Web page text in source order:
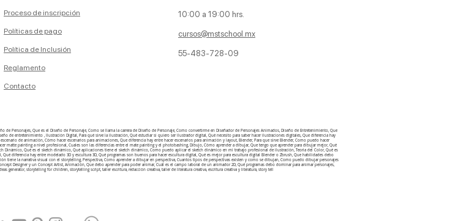
Proceso de inscripción
Políticas de pago
Política de Inclusión
Reglamento
Contacto
10:00 a 19:00 hrs.
cursos@mstschool.mx
55-483-728-09
Personajes, Que es el Diseño de Personaje, Como se llama la carrera de Diseño de Personaje, Como convertirme en Diseñador de Personajes Animados, Diseño de Entretenimiento, Que
de entretenimiento , Ilustración Digital, Para qué sirve la ilustración, Qué estudiar si quiero ser ilustrador digital, Qué necesito para saber hacer ilustraciones digitales, Que diferencia hay
de animación, Cómo hacer escenarios para animaciones, Que diferencia hay entre hacer escenarios para animación y layout, Blender, Para que sirve Blender, Como puedo hacer
matte painting a nivel profesional, Cuales son las diferencias entre el mate painting y el photobashing, Dibujo, Cómo aprender a dibujar, Que tengo que aprender para dibujar mejor, Qué
Qué es el sketch dinámico, Qué aplicaciones tiene el sketch dinámico, Como puedo aplicar el sketch dinámico en mi trabajo profesional de ilustración, Teoria del Color, Qué es
diferencia hay entre modelado 3D y escultura 3D, Qué programas son buenos para hacer escultura digital, Qué es mejor para escultura digital Blender o Zbrush, Que habilidades debo
tiene la narrativa visual con el storytelling, Perspectiva, Como aprender a dibujar en perspectiva, Cuantos tipos de perspectivas existen y como se dibujan, Como puedo dibujar personajes
Designer y un Concept Artist, Animación, Que debo aprender para poder animar, Cuál es el campo laboral de un animador 2D, Qué programas debo dominar para animar personajes,
generator, storytelling for children, storytelling script, taller escritura, redacción creativa, taller de literatura creativa, escritura creativa y literatura, story tell